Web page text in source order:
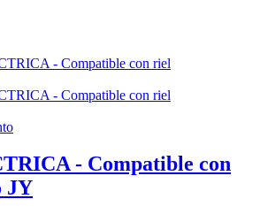
- Compatible con
JY